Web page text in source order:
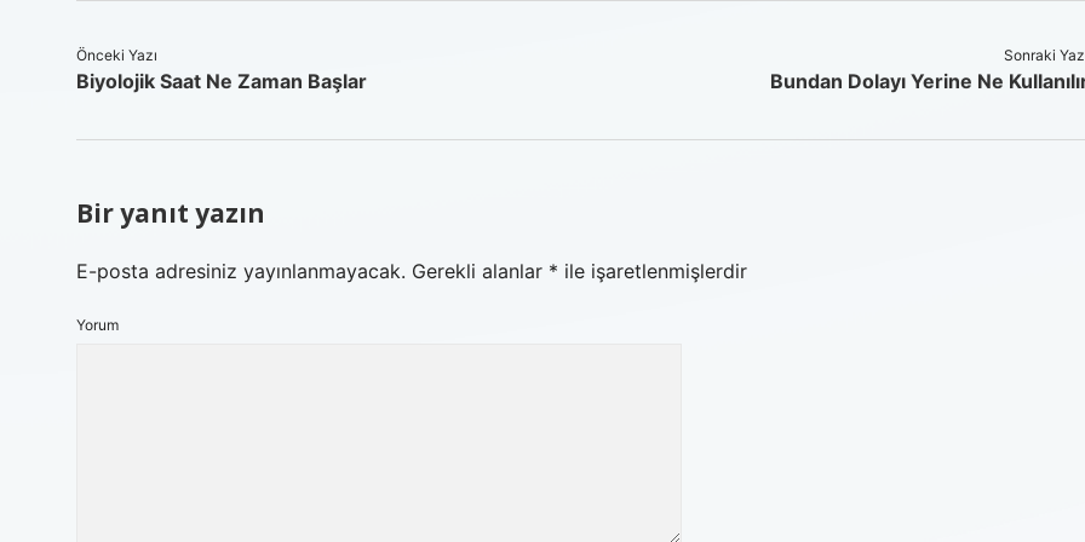
Önceki Yazı
Biyolojik Saat Ne Zaman Başlar
Sonraki
Bundan Dolayı Yerine Ne
Bir yanıt yazın
E-posta adresiniz yayınlanmayacak. Gerekli alanlar * ile işaretlenmişlerdir
Yorum